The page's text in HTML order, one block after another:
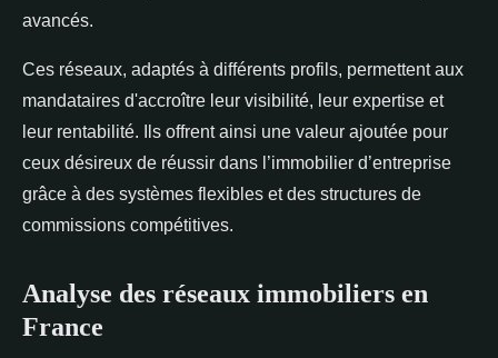
avancés.
Ces réseaux, adaptés à différents profils, permettent aux
mandataires d'accroître leur visibilité, leur expertise et
leur rentabilité. Ils offrent ainsi une valeur ajoutée pour
ceux désireux de réussir dans l’immobilier d’entreprise
grâce à des systèmes flexibles et des structures de
commissions compétitives.
Analyse des réseaux immobiliers en
France